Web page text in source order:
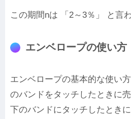
この期間nは 「2～3％」 と言
エンベロープの使い方
エンベロープの基本的な使い
のバンドをタッチしたときに売
下のバンドにタッチしたときに